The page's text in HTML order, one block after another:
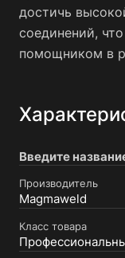
достичь
соединений,
помощником в
Введите
Производитель
Magmaweld
Класс товара